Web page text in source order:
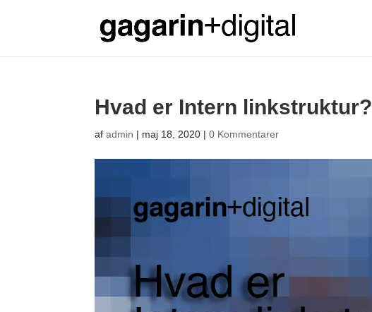
Hvad er Intern linkstruktur?
afadmin | maj 18, 2020 |0 Kommentarer